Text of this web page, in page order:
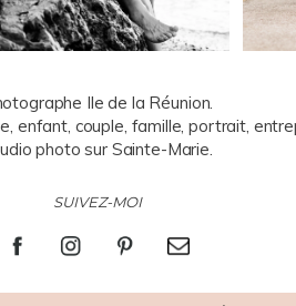
Ile de la Réunion.
enfant, couple, famille, portrait,
photo sur Sainte-Marie.
SUIVEZ-MOI